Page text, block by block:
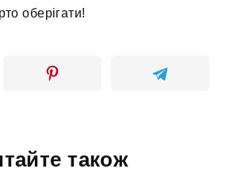
оберігати!
також